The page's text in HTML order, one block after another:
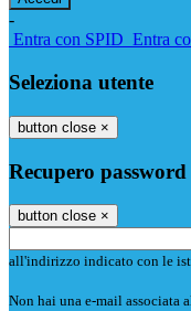
-
Entra con SPID Entra
Seleziona utente
button close ×
Recupero password
button close ×
all'indirizzo indicato con le
Non hai una e-mail associata